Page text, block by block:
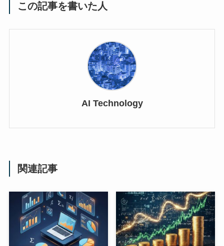
この記事を書いた人
AI Technology
関連記事